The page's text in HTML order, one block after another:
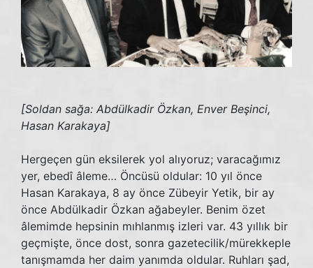
[Soldan sağa: Abdülkadir Özkan, Enver Beşinci,
Hasan Karakaya]
Hergeçen gün eksilerek yol alıyoruz; varacağımız
yer, ebedî âleme… Öncüsü oldular: 10 yıl önce
Hasan Karakaya, 8 ay önce Zübeyir Yetik, bir ay
önce Abdülkadir Özkan ağabeyler. Benim özet
âlemimde hepsinin mıhlanmış izleri var. 43 yıllık bir
geçmişte, önce dost, sonra gazetecilik/mürekkeple
tanışmamda her daim yanımda oldular. Ruhları şad,